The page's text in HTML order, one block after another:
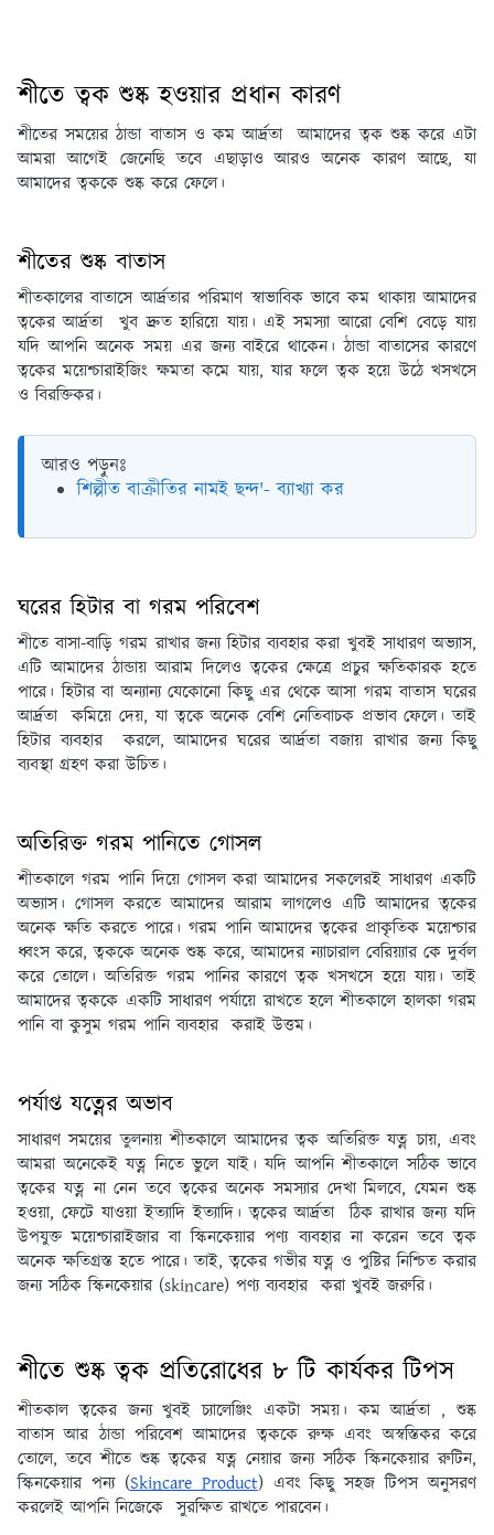
শীতে ত্বক শুষ্ক হওয়ার প্রধান কারণ
শীতের সময়ের ঠান্ডা বাতাস ও কম আর্দ্রতা আমাদের ত্বক শুষ্ক করে এটা
আমরা আগেই জেনেছি তবে এছাড়াও আরও অনেক কারণ আছে, যা
আমাদের ত্বককে শুষ্ক করে ফেলে।
শীতের শুষ্ক বাতাস
শীতকালের বাতাসে আর্দ্রতার পরিমাণ স্বাভাবিক ভাবে কম থাকায় আমাদের
ত্বকের আর্দ্রতা খুব দ্রুত হারিয়ে যায়। এই সমস্যা আরো বেশি বেড়ে যায়
যদি আপনি অনেক সময় এর জন্য বাইরে থাকেন। ঠান্ডা বাতাসের কারণে
ত্বকের ময়েশ্চারাইজিং ক্ষমতা কমে যায়, যার ফলে ত্বক হয়ে উঠে খসখসে
ও বিরক্তিকর।
আরও পড়ুনঃ
শিল্পীত বাক্রীতির নামই ছন্দ'- ব্যাখ্যা কর
ঘরের হিটার বা গরম পরিবেশ
শীতে বাসা-বাড়ি গরম রাখার জন্য হিটার ব্যবহার করা খুবই সাধারণ অভ্যাস,
এটি আমাদের ঠান্ডায় আরাম দিলেও ত্বকের ক্ষেত্রে প্রচুর ক্ষতিকারক হতে
পারে। হিটার বা অন্যান্য যেকোনো কিছু এর থেকে আসা গরম বাতাস ঘরের
আর্দ্রতা কমিয়ে দেয়, যা ত্বকে অনেক বেশি নেতিবাচক প্রভাব ফেলে। তাই
হিটার ব্যবহার করলে, আমাদের ঘরের আর্দ্রতা বজায় রাখার জন্য কিছু
ব্যবস্থা গ্রহণ করা উচিত।
অতিরিক্ত গরম পানিতে গোসল
শীতকালে গরম পানি দিয়ে গোসল করা আমাদের সকলেরই সাধারণ একটি
অভ্যাস। গোসল করতে আমাদের আরাম লাগলেও এটি আমাদের ত্বকের
অনেক ক্ষতি করতে পারে। গরম পানি আমাদের ত্বকের প্রাকৃতিক ময়েশ্চার
ধ্বংস করে, ত্বককে অনেক শুষ্ক করে, আমাদের ন্যাচারাল বেরিয়্যার কে দুর্বল
করে তোলে। অতিরিক্ত গরম পানির কারণে ত্বক খসখসে হয়ে যায়। তাই
আমাদের ত্বককে একটি সাধারণ পর্যায়ে রাখতে হলে শীতকালে হালকা গরম
পানি বা কুসুম গরম পানি ব্যবহার করাই উত্তম।
পর্যাপ্ত যত্নের অভাব
সাধারণ সময়ের তুলনায় শীতকালে আমাদের ত্বক অতিরিক্ত যত্ন চায়, এবং
আমরা অনেকেই যত্ন নিতে ভুলে যাই। যদি আপনি শীতকালে সঠিক ভাবে
ত্বকের যত্ন না নেন তবে ত্বকের অনেক সমস্যার দেখা মিলবে, যেমন শুষ্ক
হওয়া, ফেটে যাওয়া ইত্যাদি ইত্যাদি। ত্বকের আর্দ্রতা ঠিক রাখার জন্য যদি
উপযুক্ত ময়েশ্চারাইজার বা স্কিনকেয়ার পণ্য ব্যবহার না করেন তবে ত্বক
অনেক ক্ষতিগ্রস্ত হতে পারে। তাই, ত্বকের গভীর যত্ন ও পুষ্টির নিশ্চিত করার
জন্য সঠিক স্কিনকেয়ার (skincare) পণ্য ব্যবহার করা খুবই জরুরি।
শীতে শুষ্ক ত্বক প্রতিরোধের ৮ টি কার্যকর টিপস
শীতকাল ত্বকের জন্য খুবই চ্যালেঞ্জিং একটা সময়। কম আর্দ্রতা , শুষ্ক
বাতাস আর ঠান্ডা পরিবেশ আমাদের ত্বককে রুক্ষ এবং অস্বস্তিকর করে
তোলে, তবে শীতে শুষ্ক ত্বকের যত্ন নেয়ার জন্য সঠিক স্কিনকেয়ার রুটিন,
স্কিনকেয়ার পন্য (Skincare Product) এবং কিছু সহজ টিপস অনুসরণ
করলেই আপনি নিজেকে সুরক্ষিত রাখতে পারবেন।